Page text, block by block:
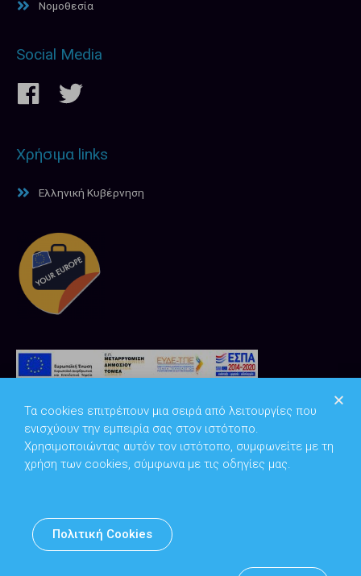
Νομοθεσία
Social Media
Χρήσιμα links
Ελληνική Κυβέρνηση
Copyright © 2026Υπουργείο Ψηφιακής Διακυβέρνησης
Υπεύθυνος DPO: Θανάσης Κοσμόπουλος | dpo@mindigital.gr
Τα cookies επιτρέπουν μια σειρά από λειτουργίες που
ενισχύουν την εμπειρία σας στον ιστότοπο.
Χρησιμοποιώντας αυτόν τον ιστότοπο, συμφωνείτε με τη
χρήση των cookies, σύμφωνα με τις οδηγίες μας.
Πολιτική Cookies